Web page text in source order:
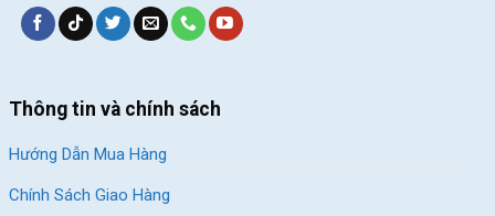
CH 8:15 Phú Lợi, P.Phú Lợi, HCM (Thủ Dầu Một, Bình
Dương cũ)
Thẻ: Hợp Kim Thép
Thông tin và chính sách
Hướng Dẫn Mua Hàng
Chính Sách Giao Hàng